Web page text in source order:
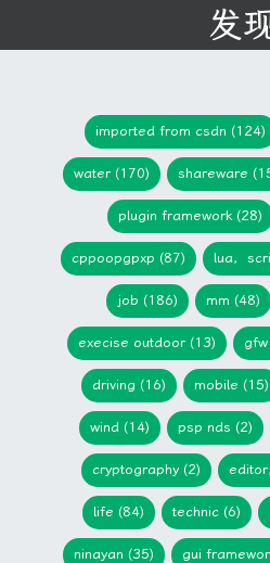
发
imported from csdn (124)
water (170) shareware
plugin framework (28)
cppoopgpxp (87) lua，
job (186) mm (48)
execise outdoor (13)
driving (16) mobile (15)
wind (14) psp nds (2)
cryptography (2) editor
life (84) technic (6)
ninayan (35) gui